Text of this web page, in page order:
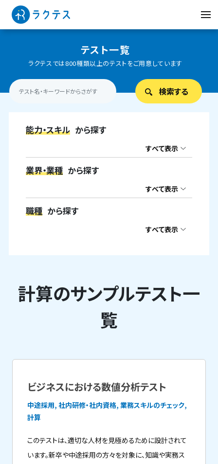
テスト一覧
ラクテスでは800種類以上のテストをご用意しています
能力・スキル から探す
すべて表示
業界・業種 から探す
すべて表示
職種 から探す
すべて表示
計算のサンプルテスト一
覧
ビジネスにおける数値分析テスト
中途採用, 社内研修・社内資格, 業務スキルのチェック,
計算
このテストは、適切な人材を見極めるために設計されて
います。新卒や中途採用の方々を対象に、知識や実務ス